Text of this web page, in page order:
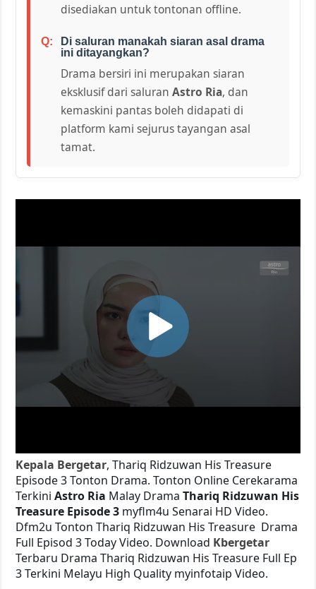
disediakan untuk tontonan offline.
Di saluran manakah siaran asal drama
ini ditayangkan?
Drama bersiri ini merupakan siaran
eksklusif dari saluranAstro Ria, dan
kemaskini pantas boleh didapati di
platform kami sejurus tayangan asal
tamat.
Kepala Bergetar, Thariq Ridzuwan His Treasure
Episode 3 Tonton Drama. Tonton Online Cerekarama
TerkiniAstro Ria Malay DramaThariq Ridzuwan His
Treasure Episode 3 myflm4u Senarai HD Video.
Dfm2u Tonton Thariq Ridzuwan His Treasure Drama
Full Episod 3 Today Video. Download Kbergetar
Terbaru Drama Thariq Ridzuwan His Treasure Full Ep
3 Terkini Melayu High Quality myinfotaip Video.